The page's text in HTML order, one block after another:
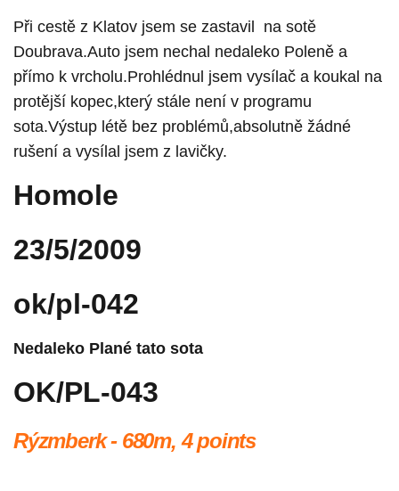
Při cestě z Klatov jsem se zastavil na sotě
Doubrava.Auto jsem nechal nedaleko Poleně a
přímo k vrcholu.Prohlédnul jsem vysílač a koukal na
protější kopec,který stále není v programu
sota.Výstup létě bez problémů,absolutně žádné
rušení a vysílal jsem z lavičky.
Homole
23/5/2009
ok/pl-042
Nedaleko Plané tato sota
OK/PL-043
Rýzmberk - 680m,4 points